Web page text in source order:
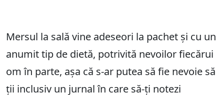
Mersul la sală vine adeseori la pachet și cu un
anumit tip de dietă, potrivită nevoilor fiecărui
om în parte, așa că s-ar putea să fie nevoie să
ții inclusiv un jurnal în care să-ți notezi